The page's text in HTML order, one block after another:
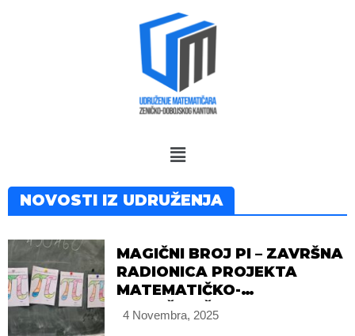
NOVOSTI IZ UDRUŽENJA
MAGIČNI BROJ PI – ZAVRŠNA
RADIONICA PROJEKTA
MATEMATIČKO-
ISTRAŽIVAČKE RADIONICE
4 Novembra, 2025